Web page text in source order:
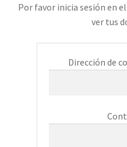
Por favor inicia sesión en
ver tus
Dirección de